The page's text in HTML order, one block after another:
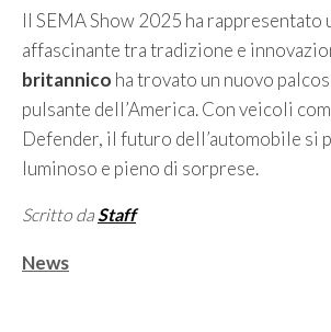
Il SEMA Show 2025 ha rappresentato
affascinante tra tradizione e
britannico ha trovato un nuovo
pulsante dell’America. Con veicoli
Defender, il futuro dell’automobile si
luminoso e pieno di sorprese.
Scritto da Staff
Categorie
News